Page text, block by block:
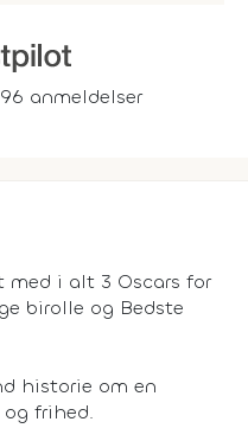
anmeldelser
med i alt 3 Oscars for
birolle og Bedste
historie om en
og frihed.